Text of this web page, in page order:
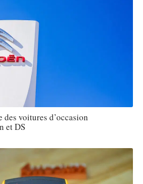
voitures d’occasion
et DS